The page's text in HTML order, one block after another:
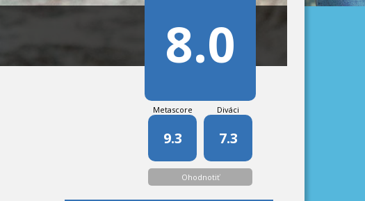
8.0
Metascore
9.3
Diváci
7.3
Ohodnotiť